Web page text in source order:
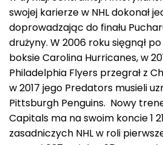
swojej karierze w NHL dokonał
doprowadzając do finału
drużyny. W 2006 roku sięgnął
boksie Carolina Hurricanes, w
Philadelphia Flyers przegrał z
w 2017 jego Predators musieli
Pittsburgh Penguins. Nowy
Capitals ma na swoim koncie 1
zasadniczych NHL w roli